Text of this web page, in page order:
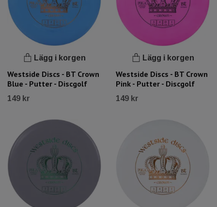
Lägg i korgen
Westside Discs - BT Crown
Blue - Putter - Discgolf
149 kr
Lägg i korgen
Westside Discs - BT Crown
Pink - Putter - Discgolf
149 kr